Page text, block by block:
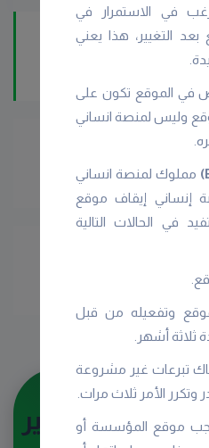
في الاستمرار في
التغییر، هذا یعني
في الموقع تكون على
وليس لمنصة انساني
مملوك لمنصة انساني
إنساني إيقاف موقع
في الحالات التالية
وتفعيله من قبل
ثلاثة أشهر.
تبرعات غير مشروعة
الأمر ثلاث مرات.
حجب موقع المؤسسة أو
بصمتك بالخير